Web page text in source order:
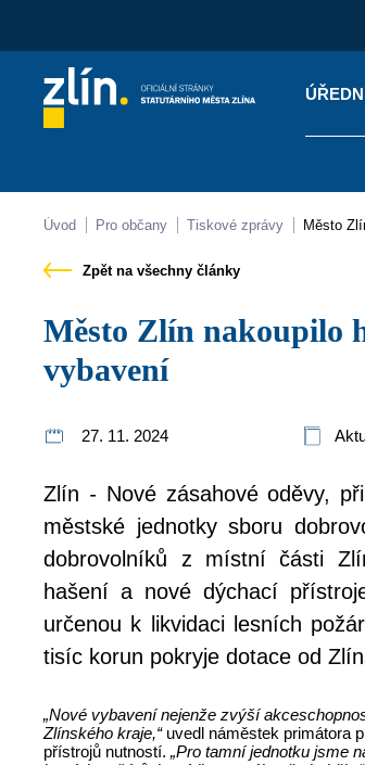
Kontakty
Úvod Pro občany Tiskové zprávy Město
Zpět na všechny články
Město Zlín nakoupilo hasičům z Prštného a Štípy nové
vybavení
27. 11. 2024
Zlín - Nové zásahové oděvy,
městské jednotky sboru
dobrovolníků z místní části
hašení a nové dýchací
určenou k likvidaci lesních
tisíc korun pokryje dotace od
„Nové vybavení nejenže zvýší
Zlínského kraje,“ uvedl náměstek primátora
přístrojů nutností. „Pro tamní jednotku jsme